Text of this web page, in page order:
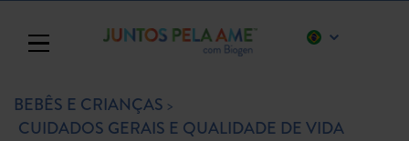
Toggle navigation
BEBÊS E CRIANÇAS
CUIDADOS GERAIS E QUALIDADE DE VIDA